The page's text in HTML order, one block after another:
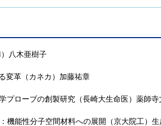
八木亜樹子
変革（カネカ）加藤祐章
プローブの創製研究（長崎大生命医）薬師寺
機能性分子空間材料への展開（京大院工）